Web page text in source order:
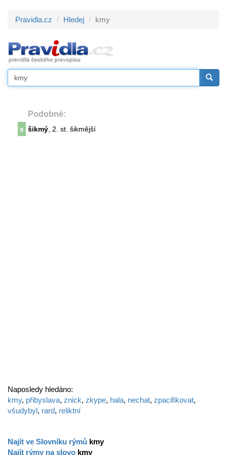
Pravidla.cz Hledej kmy
Podobné:
s šikmý , 2. st. šikmější
Naposledy hledáno:
kmy, přibyslava, znick, zkype, hala, nechat, zpacifikovat,
všudybyl, rard, reliktní
Najít ve Slovníku rýmů kmy
Najít rýmy na slovo kmy